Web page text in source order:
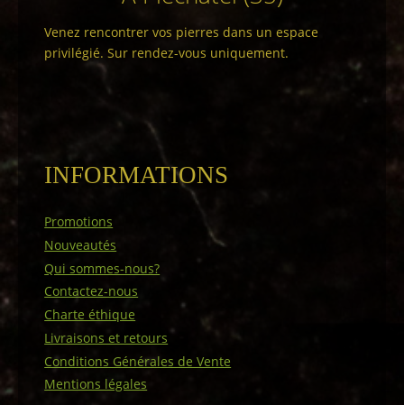
Venez rencontrer vos pierres dans un espace
privilégié. Sur rendez-vous uniquement.
INFORMATIONS
Promotions
Nouveautés
Qui sommes-nous?
Contactez-nous
Charte éthique
Livraisons et retours
Conditions Générales de Vente
Mentions légales